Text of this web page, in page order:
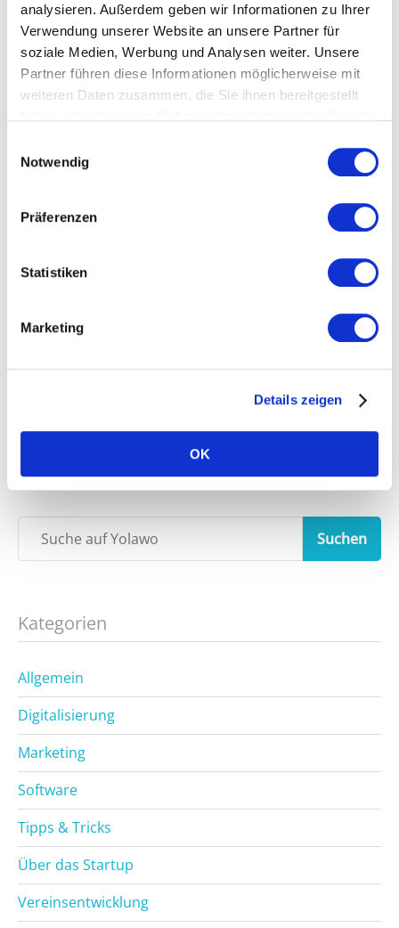
analysieren. Außerdem geben wir Informationen zu Ihrer
Verwendung unserer Website an unsere Partner für
soziale Medien, Werbung und Analysen weiter. Unsere
Partner führen diese Informationen möglicherweise mit
weiteren Daten zusammen, die Sie ihnen bereitgestellt
Notwendig
Präferenzen
Statistiken
Marketing
Details zeigen
OK
Durchschnitte und Spannweiten aufbereitetund
ermöglichen eine sachliche Einordnung zentraler Kosten-,
Struktur- und Organisationsthemen.
Jetzt kostenlos herunterladen
Suchen
Kategorien
Allgemein
Digitalisierung
Marketing
Software
Tipps & Tricks
Über das Startup
Vereinsentwicklung